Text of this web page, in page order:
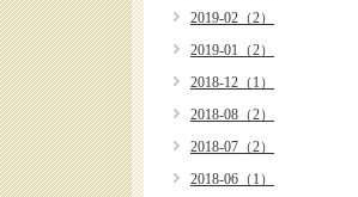
2019-02（2）
2019-01（2）
2018-12（1）
2018-08（2）
2018-07（2）
2018-06（1）